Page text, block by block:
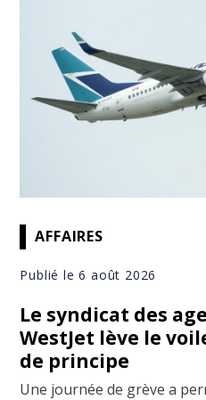
AFFAIRES
Publié le 6 août 2026
Le syndicat des
WestJet lève le
de principe
Une journée de grève a